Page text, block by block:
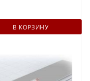
В КОРЗИНУ